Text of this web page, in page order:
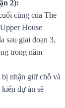
2):
cùng của The
House
sau giai đoạn 3,
trong năm
nhận giữ chỗ và
dự án sẽ